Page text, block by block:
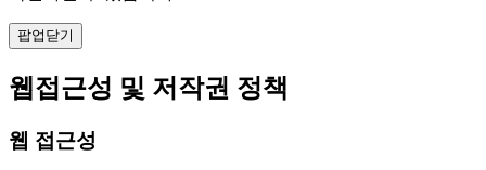
팝업닫기
웹접근성 및 저작권 정책
웹 접근성